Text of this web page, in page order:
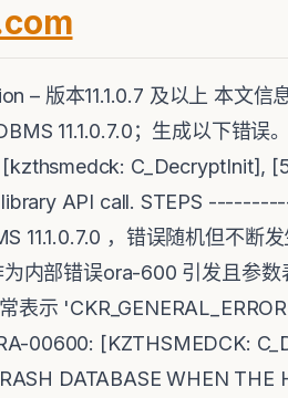
– 版本11.1.0.7 及以上 本文信
11.1.0.7.0；生成以下
[kzthsmedck:
library API call. STEPS
11.1.0.7.0 ，错误随机但不断发
内部错误ora-600 引发且参数
示
00600: [KZTHSMEDCK:
DATABASE WHEN THE